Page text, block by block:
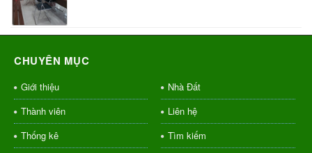
CHUYÊN MỤC
Giới thiệu
Nhà Đất
Thành viên
Liên hệ
Thống kê
Tìm kiếm